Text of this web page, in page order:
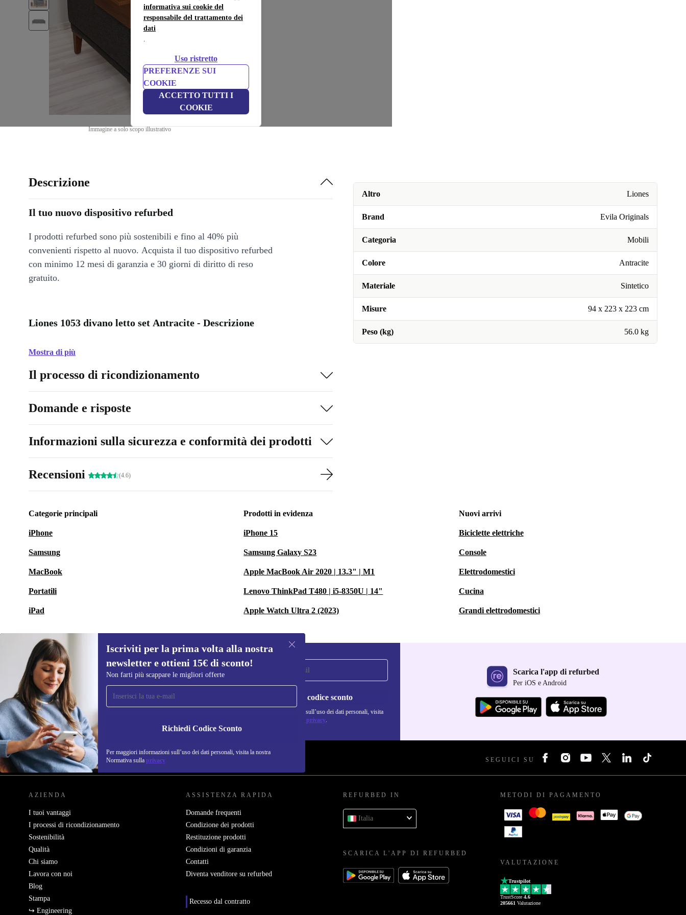
informativa sui cookie del
responsabile del trattamento dei
dati
.
Uso ristretto
PREFERENZE SUI
COOKIE
ACCETTO TUTTI I
COOKIE
Immagine a solo scopo illustrativo
Altro Liones
Brand Evila Originals
Categoria Mobili
Colore Antracite
Materiale Sintetico
Misure 94 x 223 x 223 cm
Peso (kg) 56.0 kg
Descrizione
Il tuo nuovo dispositivo refurbed
I prodotti refurbed sono più sostenibili e fino al 40% più
convenienti rispetto al nuovo. Acquista il tuo dispositivo refurbed
con minimo 12 mesi di garanzia e 30 giorni di diritto di reso
gratuito.
Liones 1053 divano letto set Antracite - Descrizione
Mostra di più
Il processo di ricondizionamento
Domande e risposte
Informazioni sulla sicurezza e conformità dei prodotti
Recensioni (4.6)
Categorie principali
iPhone
Samsung
MacBook
Portatili
iPad
Prodotti in evidenza
iPhone 15
Samsung Galaxy S23
Apple MacBook Air 2020 | 13.3" | M1
Lenovo ThinkPad T480 | i5-8350U | 14"
Apple Watch Ultra 2 (2023)
Nuovi arrivi
Biciclette elettriche
Console
Elettrodomestici
Cucina
Grandi elettrodomestici
Iscriviti per la prima volta alla nostra
newsletter e ottieni 15€ di sconto!
Non farti più scappare le migliori offerte
Richiedi Codice Sconto
Per maggiori informazioni sull’uso dei dati personali, visita la nostra
Normativa sulla privacy
Iscriviti per la prima volta alla nostra
newsletter e ottieni 15€ di sconto!
Non farti più scappare le migliori offerte.
Richiedi codice sconto
Per maggiori informazioni sull’uso dei dati personali, visita
Normativa sulla privacy.
Scarica l'app di refurbed
Per iOS e Android
REFURBED ITALIA - RETHINK NEW. SEGUICI SU
AZIENDA
I tuoi vantaggi
I processi di ricondizionamento
Sostenibilità
Qualità
Chi siamo
Lavora con noi
Blog
Stampa
↪ Engineering
ASSISTENZA RAPIDA
Domande frequenti
Condizione dei prodotti
Restituzione prodotti
Condizioni di garanzia
Contatti
Diventa venditore su refurbed
Recesso dal contratto
REFURBED IN
Italia
SCARICA L'APP DI REFURBED
METODI DI PAGAMENTO
VALUTAZIONE
Trustpilot
TrustScore 4.6
205661 Valutazione